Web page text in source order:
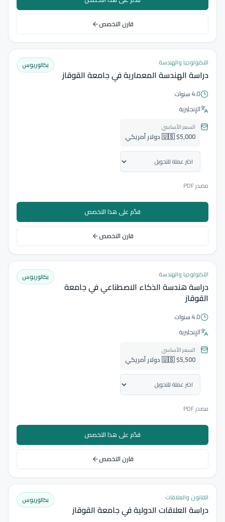
قارن التخصص
التكنولوجيا والهندسة
دراسة الهندسة المعمارية في جامعة القوقاز
بكالوريوس
4.0 سنوات
الإنجليزية
السعر الأساسي
🇺🇸 $5,000 دولار أمريكي
مصدر PDF
قدّم على هذا التخصص
قارن التخصص
التكنولوجيا والهندسة
دراسة هندسة الذكاء الاصطناعي في جامعة
القوقاز
بكالوريوس
4.0 سنوات
الإنجليزية
السعر الأساسي
🇺🇸 $5,500 دولار أمريكي
مصدر PDF
قدّم على هذا التخصص
قارن التخصص
القانون والعلاقات
دراسة العلاقات الدولية في جامعة القوقاز
بكالوريوس